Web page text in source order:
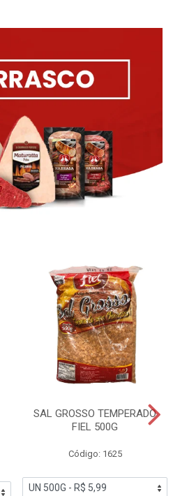
SAL GROSSO TEMPERADO
FIEL 500G
Código: 1625